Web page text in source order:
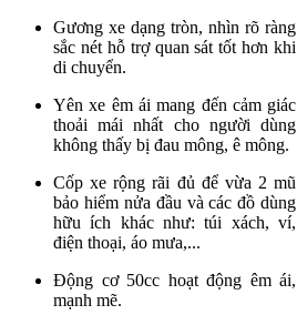
Gương xe dạng tròn, nhìn rõ ràng
sắc nét hỗ trợ quan sát tốt hơn khi
di chuyển.
Yên xe êm ái mang đến cảm giác
thoải mái nhất cho người dùng
không thấy bị đau mông, ê mông.
Cốp xe rộng rãi đủ để vừa 2 mũ
bảo hiểm nửa đầu và các đồ dùng
hữu ích khác như: túi xách, ví,
điện thoại, áo mưa,...
Động cơ 50cc hoạt động êm ái,
mạnh mẽ.